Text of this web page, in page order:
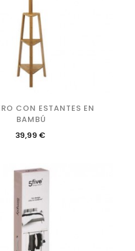
CON ESTANTES EN
BAMBÚ
Precio
39,99 €